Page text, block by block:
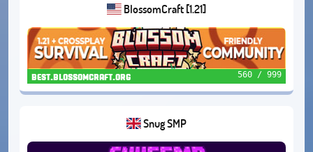
BlossomCraft [1.21]
best.blossomcraft.org 560 / 999
Snug SMP